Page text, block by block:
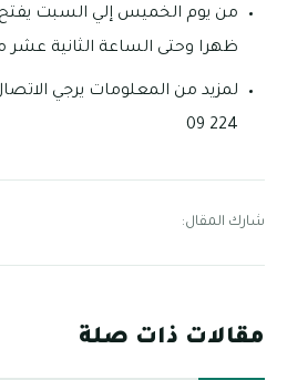
من يوم الخميس إلي السبت يفتح
ظهرا وحتى الساعة الثانية عشر
224 09
شارك المقال:
مقالات ذات صلة